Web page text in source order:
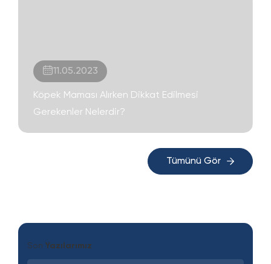
11.05.2023
Köpek Maması Alırken Dikkat Edilmesi
Gerekenler Nelerdir?
Tümünü Gör
Son Yazılarımız